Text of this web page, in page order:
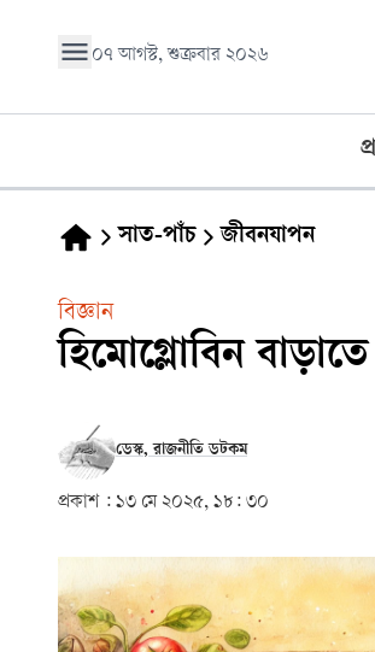
০৭ আগস্ট, শুক্রবার ২০২৬
সাত-পাঁচ জীবনযাপন
বিজ্ঞান
হিমোগ্লোবিন
ডেস্ক, রাজনীতি ডটকম
প্রকাশ : ১৩ মে ২০২৫, ১৮: ৩০